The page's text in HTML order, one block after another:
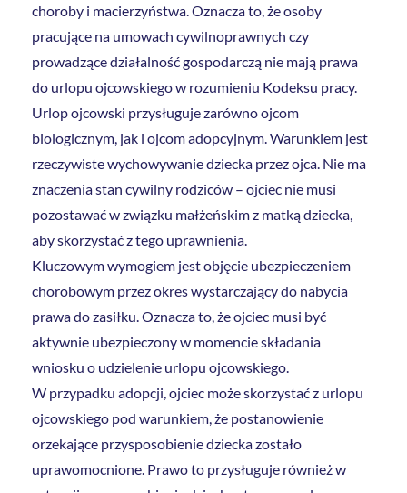
choroby i macierzyństwa. Oznacza to, że osoby
pracujące na umowach cywilnoprawnych czy
prowadzące działalność gospodarczą nie mają prawa
do urlopu ojcowskiego w rozumieniu Kodeksu pracy.
Urlop ojcowski przysługuje zarówno ojcom
biologicznym, jak i ojcom adopcyjnym. Warunkiem jest
rzeczywiste wychowywanie dziecka przez ojca. Nie ma
znaczenia stan cywilny rodziców – ojciec nie musi
pozostawać w związku małżeńskim z matką dziecka,
aby skorzystać z tego uprawnienia.
Kluczowym wymogiem jest objęcie ubezpieczeniem
chorobowym przez okres wystarczający do nabycia
prawa do zasiłku. Oznacza to, że ojciec musi być
aktywnie ubezpieczony w momencie składania
wniosku o udzielenie urlopu ojcowskiego.
W przypadku adopcji, ojciec może skorzystać z urlopu
ojcowskiego pod warunkiem, że postanowienie
orzekające przysposobienie dziecka zostało
uprawomocnione. Prawo to przysługuje również w